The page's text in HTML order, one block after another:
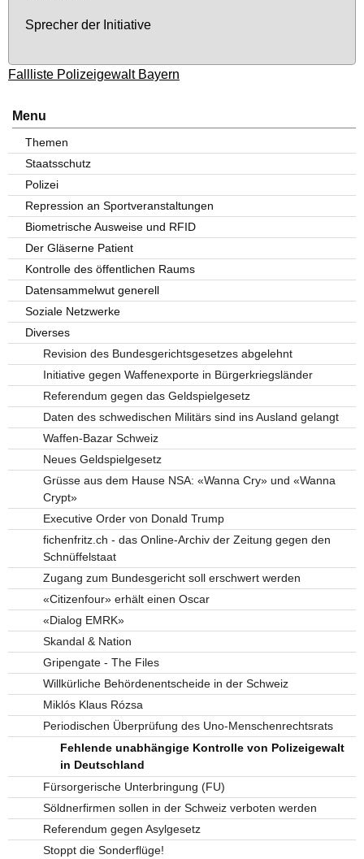
Spre­cher der In­itia­ti­ve
Fallliste Polizeigewalt Bayern
Menu
Themen
Staatsschutz
Polizei
Repression an Sportveranstaltungen
Biometrische Ausweise und RFID
Der Gläserne Patient
Kontrolle des öffentlichen Raums
Datensammelwut generell
Soziale Netzwerke
Diverses
Revision des Bundesgerichtsgesetzes abgelehnt
Initiative gegen Waffenexporte in Bürgerkriegsländer
Referendum gegen das Geldspielgesetz
Daten des schwedischen Militärs sind ins Ausland gelangt
Waffen-Bazar Schweiz
Neues Geldspielgesetz
Grüsse aus dem Hause NSA: «Wanna Cry» und «Wanna
Crypt»
Executive Order von Donald Trump
fichenfritz.ch - das Online-Archiv der Zeitung gegen den
Schnüffelstaat
Zugang zum Bundesgericht soll erschwert werden
«Citizenfour» erhält einen Oscar
«Dialog EMRK»
Skandal & Nation
Gripengate - The Files
Willkürliche Behördenentscheide in der Schweiz
Miklós Klaus Rózsa
Periodischen Überprüfung des Uno-Menschenrechtsrats
Fehlende unabhängige Kontrolle von Polizeigewalt
in Deutschland
Fürsorgerische Unterbringung (FU)
Söldnerfirmen sollen in der Schweiz verboten werden
Referendum gegen Asylgesetz
Stoppt die Sonderflüge!